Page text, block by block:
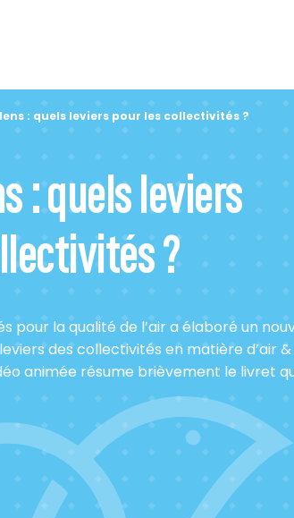
: quels leviers pour les collectivités ?
: quels leviers
?
pour la qualité de l’air a élaboré un
des collectivités en matière d’air &
animée résume brièvement le livret